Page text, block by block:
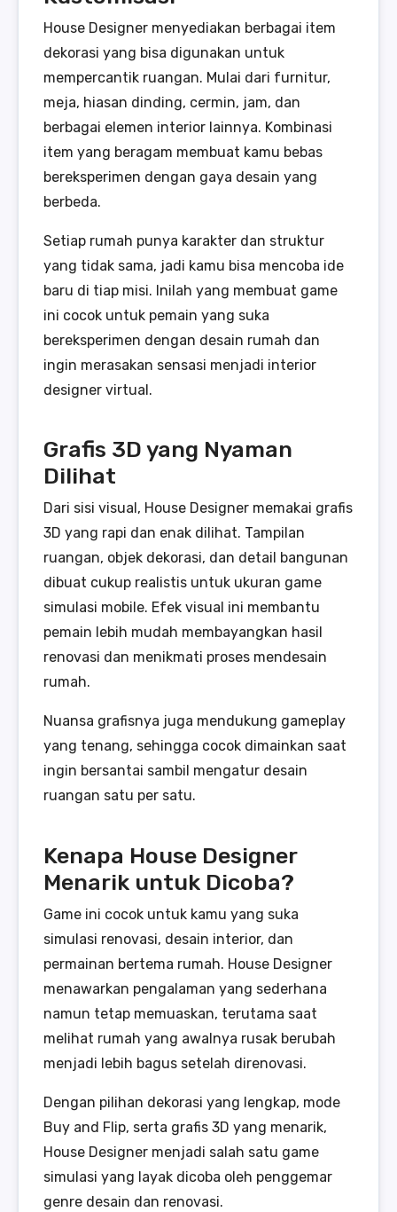
House Designer menyediakan berbagai item
dekorasi yang bisa digunakan untuk
mempercantik ruangan. Mulai dari furnitur,
meja, hiasan dinding, cermin, jam, dan
berbagai elemen interior lainnya. Kombinasi
item yang beragam membuat kamu bebas
bereksperimen dengan gaya desain yang
berbeda.
Setiap rumah punya karakter dan struktur
yang tidak sama, jadi kamu bisa mencoba ide
baru di tiap misi. Inilah yang membuat game
ini cocok untuk pemain yang suka
bereksperimen dengan desain rumah dan
ingin merasakan sensasi menjadi interior
designer virtual.
Grafis 3D yang Nyaman
Dilihat
Dari sisi visual, House Designer memakai grafis
3D yang rapi dan enak dilihat. Tampilan
ruangan, objek dekorasi, dan detail bangunan
dibuat cukup realistis untuk ukuran game
simulasi mobile. Efek visual ini membantu
pemain lebih mudah membayangkan hasil
renovasi dan menikmati proses mendesain
rumah.
Nuansa grafisnya juga mendukung gameplay
yang tenang, sehingga cocok dimainkan saat
ingin bersantai sambil mengatur desain
ruangan satu per satu.
Kenapa House Designer
Menarik untuk Dicoba?
Game ini cocok untuk kamu yang suka
simulasi renovasi, desain interior, dan
permainan bertema rumah. House Designer
menawarkan pengalaman yang sederhana
namun tetap memuaskan, terutama saat
melihat rumah yang awalnya rusak berubah
menjadi lebih bagus setelah direnovasi.
Dengan pilihan dekorasi yang lengkap, mode
Buy and Flip, serta grafis 3D yang menarik,
House Designer menjadi salah satu game
simulasi yang layak dicoba oleh penggemar
genre desain dan renovasi.